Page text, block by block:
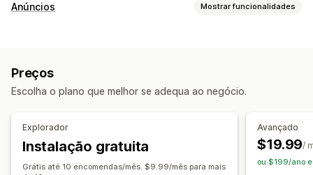
Anúncios Mostrar funcionalidades
Públicos personalizados
Baseado em eventos Comportamento Redirecionamento
Gestão de píxeis
Análise de dados de desempenho
Preços
Escolha o plano que melhor se adequa ao negócio.
Explorador
Instalação gratuita
Grátis até 10 encomendas/mês. $9.99/mês para mais
Avançado
$19.99/
ou $199/ano e